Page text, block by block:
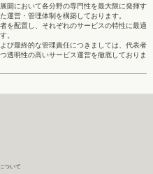
開において各分野の専門性を最大限に発揮す
運営・管理体制を構築しております。
を配置し、それぞれのサービスの特性に最適
。
び最終的な管理責任につきましては、代表者
透明性の高いサービス運営を徹底しておりま
ついて